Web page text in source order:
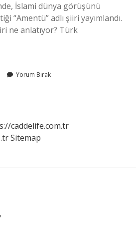
İslami dünya görüşünü
“Amentü” adlı şiiri yayımlandı.
ne anlatıyor? Türk
Yorum Bırak
caddelife.com.tr
Sitemap